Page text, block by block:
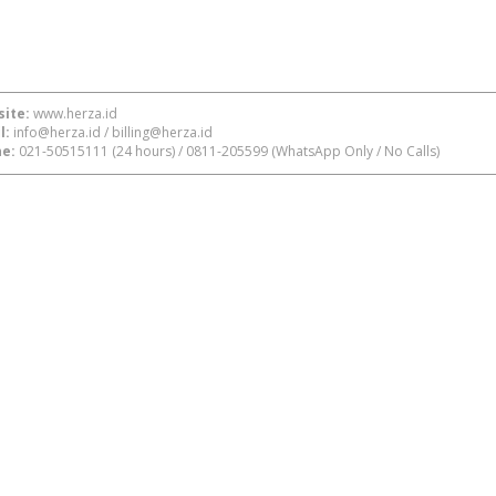
www.herza.id
info@herza.id / billing@herza.id
021-50515111 (24 hours) / 0811-205599 (WhatsApp Only / No Calls)